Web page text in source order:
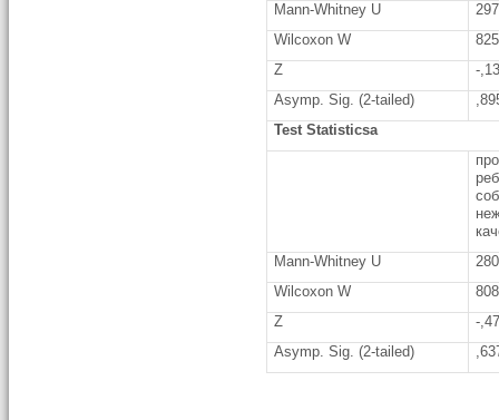
Mann-Whitney U
Wilcoxon W
Z
-
Asymp. Sig. (2-tailed)
Test Statisticsa
Mann-Whitney U
Wilcoxon W
Z
-
Asymp. Sig. (2-tailed)